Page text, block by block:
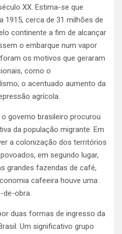
XX. Estima-se que
1915, cerca de 31 milhões de
continente a fim de alcançar
o embarque num vapor
os motivos que geraram
como o
o acentuado aumento da
agrícola.
governo brasileiro procurou
da população migrante. Em
a colonização dos territórios
em segundo lugar,
grandes fazendas de café,
cafeeira houve uma
de-obra.
duas formas de ingresso da
Um significativo grupo